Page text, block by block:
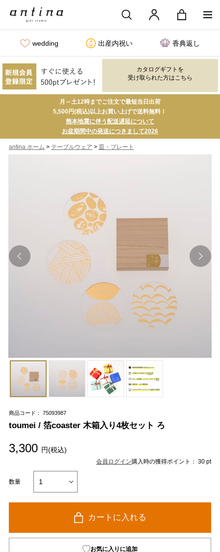
wedding 出産内祝い 香典返し
カタログギフトを
受け取られた方はこちら
月～土12時までご注文で最短当日出荷
5,500円(税込)以上お買い上げで送料無料！
熊本地震に伴う配送遅延について
お盆期間中の発送につきまして2026
antina ホーム > テーブルウェア > 皿・プレート
商品コード： 75093987
toumei / 箔coaster 木箱入り4枚セット ろ
3,300 円(税込)
会員ログイン購入時の獲得ポイント： 30 pt
数量
カートに入れる
お気に入りに追加